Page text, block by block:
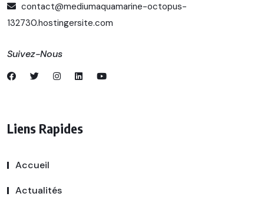
contact@mediumaquamarine-octopus-
132730.hostingersite.com
Suivez-Nous
Liens Rapides
Accueil
Actualités